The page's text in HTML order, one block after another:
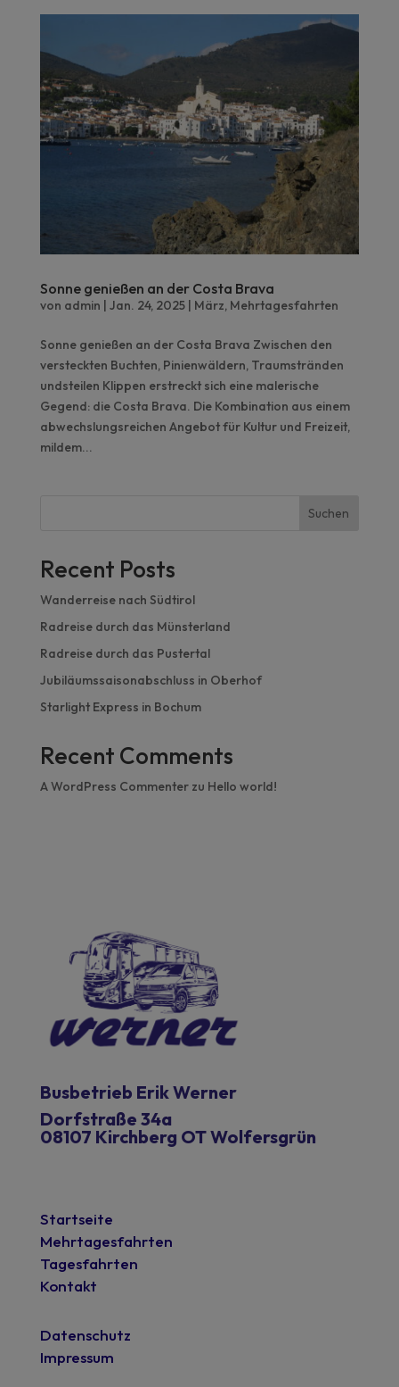
Sonne genießen an der Costa Brava
von admin | Jan. 24, 2025| März, Mehrtagesfahrten
Sonne genießen an der Costa Brava Zwischen den
versteckten Buchten, Pinienwäldern, Traumstränden
undsteilen Klippen erstreckt sich eine malerische
Gegend: die Costa Brava. Die Kombination aus einem
abwechslungsreichen Angebot für Kultur und Freizeit,
mildem...
Suchen
Recent Posts
Wanderreise nach Südtirol
Radreise durch das Münsterland
Radreise durch das Pustertal
Jubiläumssaisonabschluss in Oberhof
Starlight Express in Bochum
Recent Comments
A WordPress Commenterzu Hello world!
Busbetrieb Erik Werner
Dorfstraße 34a
08107 Kirchberg OT Wolfersgrün
Startseite
Mehrtagesfahrten
Tagesfahrten
Kontakt
Datenschutz
Impressum